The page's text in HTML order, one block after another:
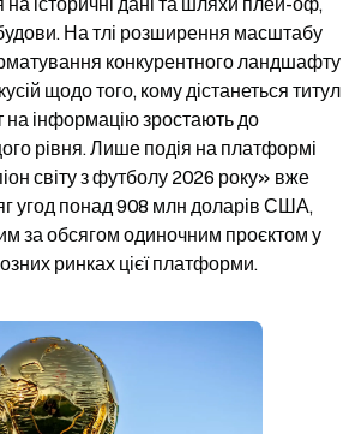
На тлі розширення масштабу
конкурентного ландшафту
щодо того, кому дістанеться титул
на інформацію зростають до
рівня. Лише подія на платформі
світу з футболу 2026 року» вже
угод понад 908 млн доларів США,
за обсягом одиночним проєктом у
ринках цієї платформи.